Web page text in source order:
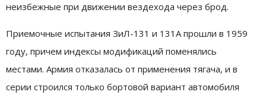
неизбежные при движении вездехода через брод.
Приемочные испытания ЗиЛ-131 и 131А прошли в 1959
году, причем индексы модификаций поменялись
местами. Армия отказалась от применения тягача, и в
серии строился только бортовой вариант автомобиля